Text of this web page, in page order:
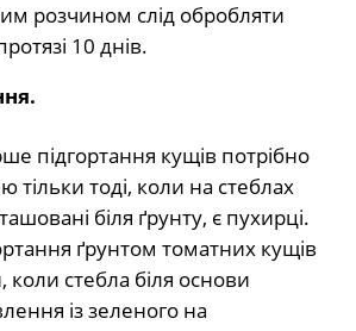
розчином слід обробляти
10 днів.
підгортання кущів потрібно
тільки тоді, коли на стеблах
біля ґрунту, є пухирці.
ґрунтом томатних кущів
коли стебла біля основи
із зеленого на